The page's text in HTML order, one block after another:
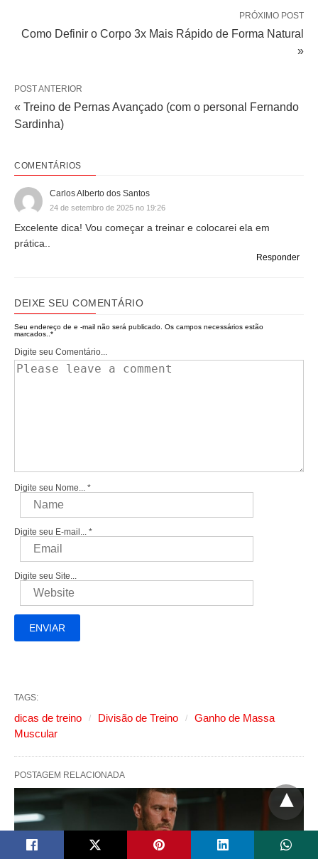
PRÓXIMO POST
Como Definir o Corpo 3x Mais Rápido de Forma Natural
»
POST ANTERIOR
« Treino de Pernas Avançado (com o personal Fernando
Sardinha)
COMENTÁRIOS
Carlos Alberto dos Santos
24 de setembro de 2025 no 19:26
Excelente dica! Vou começar a treinar e colocarei ela em
prática..
Responder
DEIXE SEU COMENTÁRIO
Seu endereço de e -mail não será publicado. Os campos necessários estão
marcados.. *
Digite seu Comentário...
Digite seu Nome... *
Digite seu E-mail... *
Digite seu Site...
TAGS:
dicas de treino Divisão de Treino
Ganho de Massa
Muscular
POSTAGEM RELACIONADA